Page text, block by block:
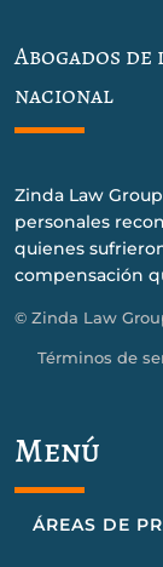
Abogados
nacional
Zinda Law
personales
quienes
compensación
© Zinda Law
Términos de
Menú
ÁREAS DE